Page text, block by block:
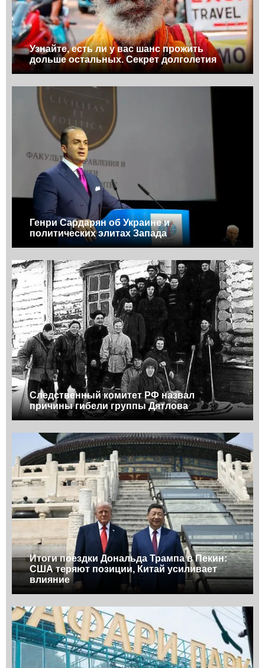
Узнайте, есть ли у вас шанс прожить
дольше остальных. Секрет долголетия
Генри Сардарян об Украине и
политических элитах Запада
Следственный комитет РФ назвал
причины гибели группы Дятлова
Итоги поездки Дональда Трампа в Пекин:
США теряют позиции, Китай усиливает
влияние